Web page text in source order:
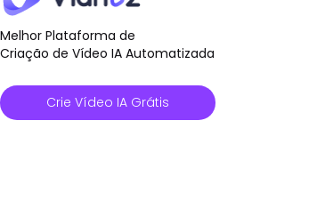
Melhor Plataforma de
Criação de Vídeo IA Automatizada
Crie Vídeo IA Grátis